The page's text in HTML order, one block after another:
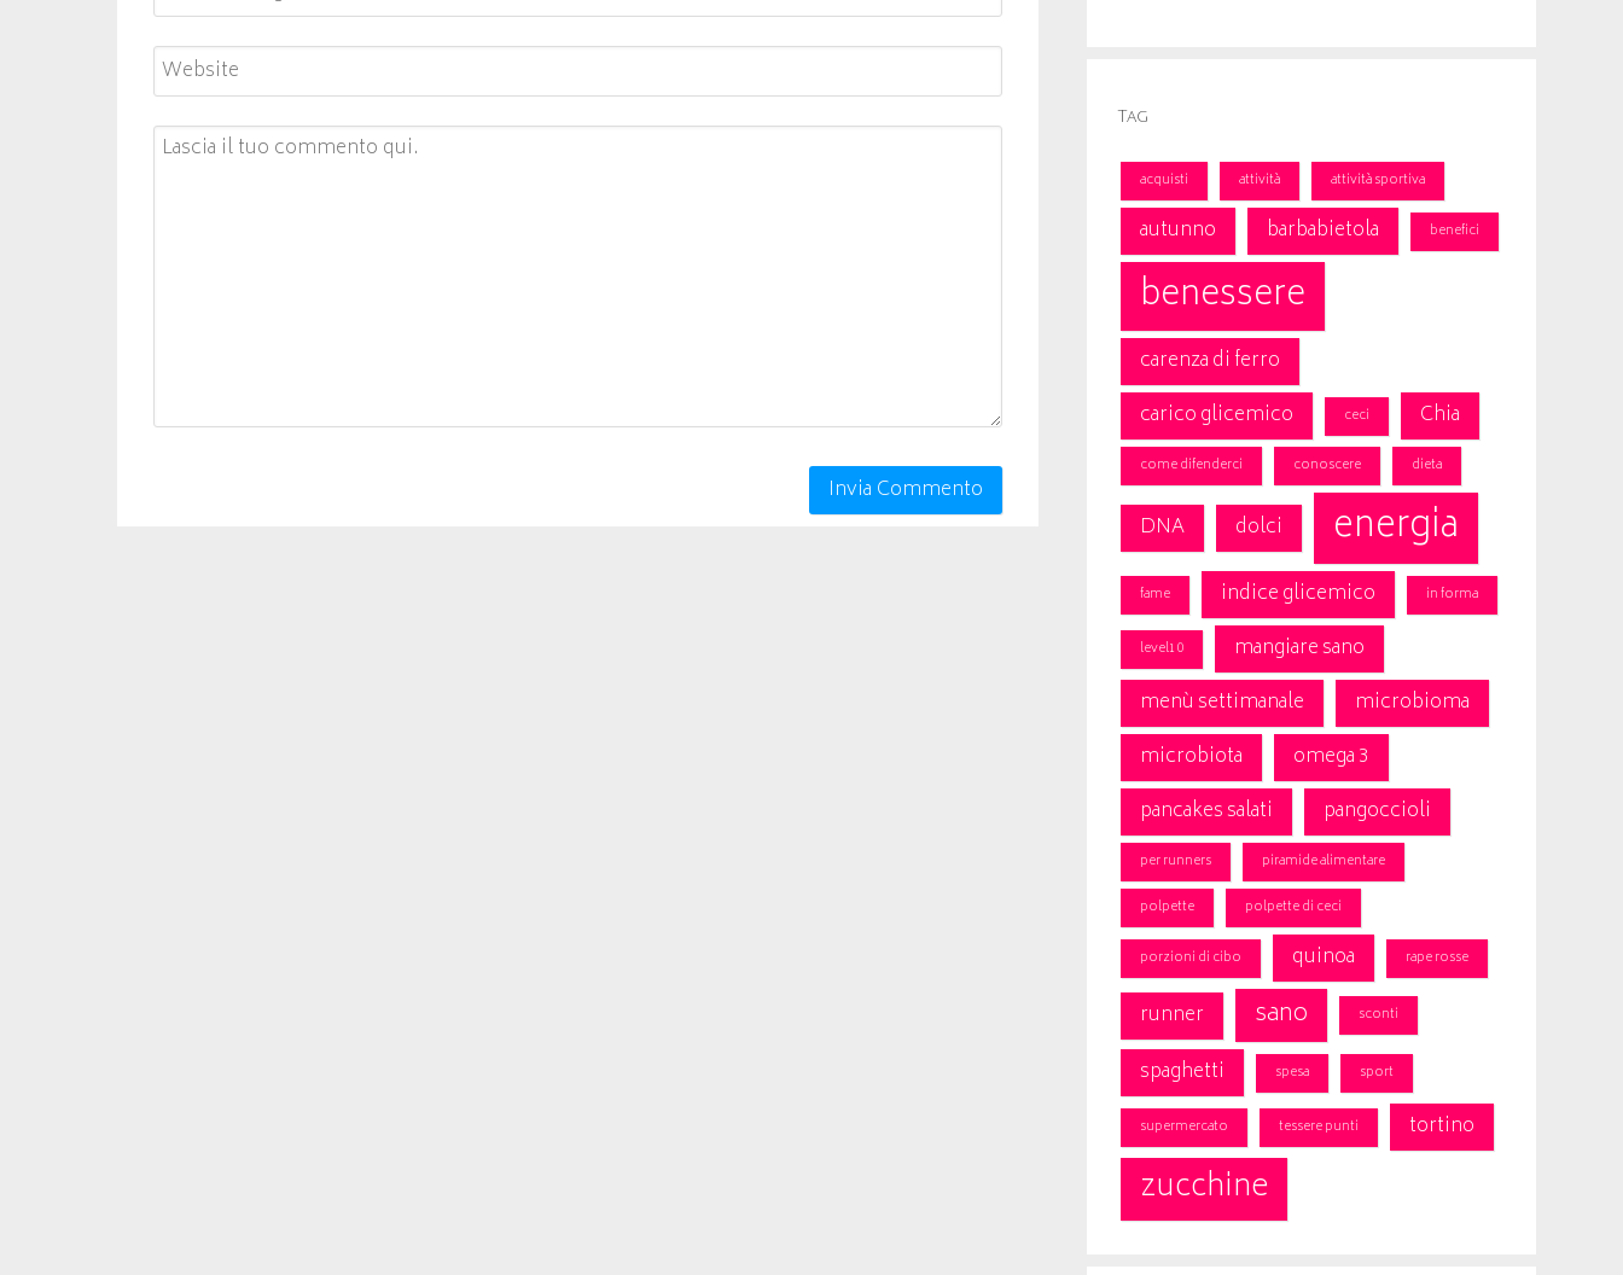
Tag
acquisti attività attività sportiva
autunno barbabietola benefici
benessere
carenza di ferro
carico glicemico
ceci Chia
come difenderci conoscere dieta
DNA dolci energia
fame indice glicemico in forma
level10
mangiare sano
menù settimanale
microbioma
microbiota
omega 3
pancakes salati
pangoccioli
per runners
piramide alimentare
polpette
polpette di ceci
porzioni di cibo quinoa rape rosse
runner sano sconti
spaghetti spesa sport
supermercato tessere punti tortino
zucchine